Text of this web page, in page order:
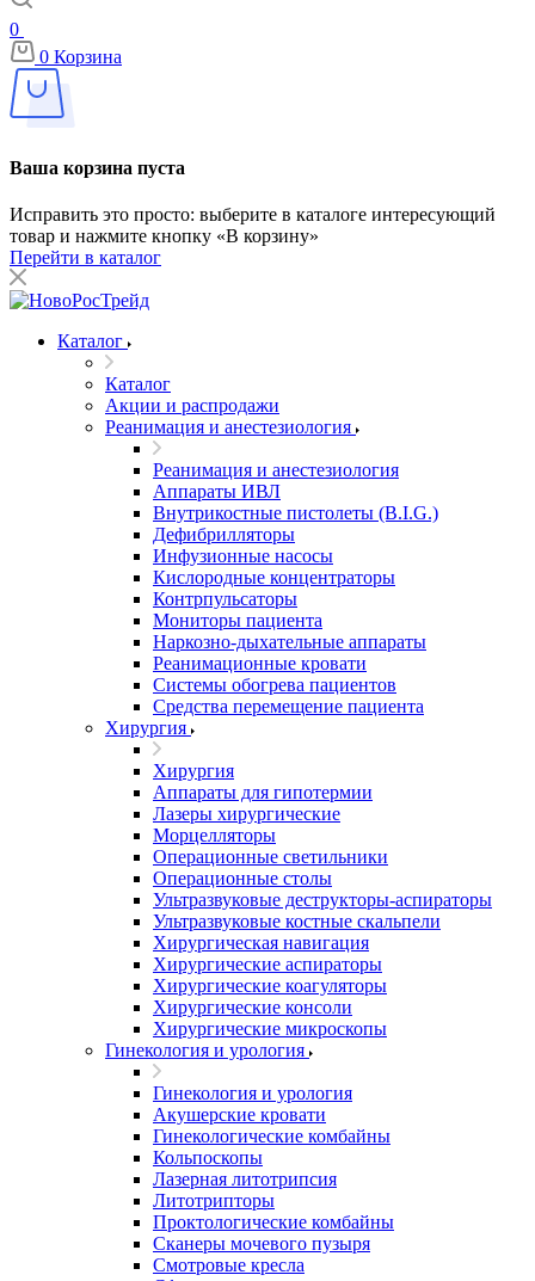
0
0 Корзина
Ваша корзина пуста
Исправить это просто: выберите в каталоге интересующий
товар и нажмите кнопку «В корзину»
Перейти в каталог
Каталог
Каталог
Акции и распродажи
Реанимация и анестезиология
Реанимация и анестезиология
Аппараты ИВЛ
Внутрикостные пистолеты (B.I.G.)
Дефибрилляторы
Инфузионные насосы
Кислородные концентраторы
Контрпульсаторы
Мониторы пациента
Наркозно-дыхательные аппараты
Реанимационные кровати
Системы обогрева пациентов
Средства перемещение пациента
Хирургия
Хирургия
Аппараты для гипотермии
Лазеры хирургические
Морцелляторы
Операционные светильники
Операционные столы
Ультразвуковые деструкторы-аспираторы
Ультразвуковые костные скальпели
Хирургическая навигация
Хирургические аспираторы
Хирургические коагуляторы
Хирургические консоли
Хирургические микроскопы
Гинекология и урология
Гинекология и урология
Акушерские кровати
Гинекологические комбайны
Кольпоскопы
Лазерная литотрипсия
Литотрипторы
Проктологические комбайны
Сканеры мочевого пузыря
Смотровые кресла